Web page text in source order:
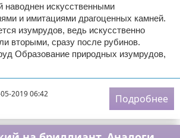
наводнен искусственными
и имитациями драгоценных камней.
изумрудов, ведь искусственно
вторыми, сразу после рубинов.
Образование природных изумрудов,
2019 06:42
Подробнее